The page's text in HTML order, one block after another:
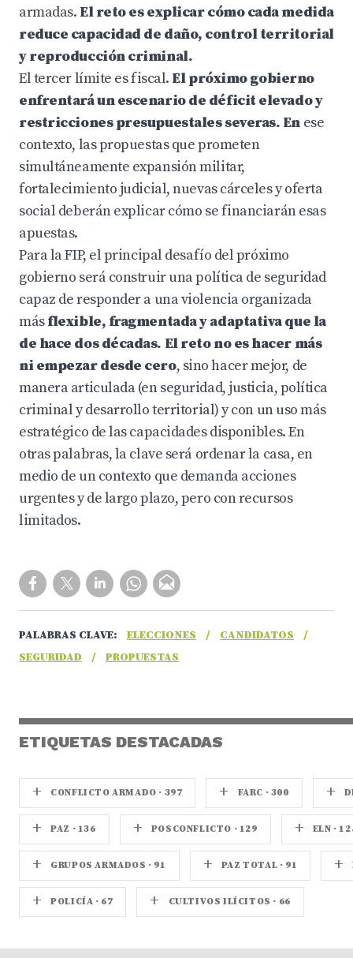
armadas. El reto es explicar cómo cada medida
reduce capacidad de daño, control territorial
y reproducción criminal.
El tercer límite es fiscal. El próximo gobierno
enfrentará un escenario de déficit elevado y
restricciones presupuestales severas. En ese
contexto, las propuestas que prometen
simultáneamente expansión militar,
fortalecimiento judicial, nuevas cárceles y oferta
social deberán explicar cómo se financiarán esas
apuestas.
Para la FIP, el principal desafío del próximo
gobierno será construir una política de seguridad
capaz de responder a una violencia organizada
másflexible, fragmentada y adaptativa que la
de hace dos décadas. El reto no es hacer más
ni empezar desde cero, sino hacer mejor, de
manera articulada (en seguridad, justicia, política
criminal y desarrollo territorial) y con un uso más
estratégico de las capacidades disponibles. En
otras palabras, la clave será ordenar la casa, en
medio de un contexto que demanda acciones
urgentes y de largo plazo, pero con recursos
limitados.
PALABRAS CLAVE: ELECCIONES / CANDIDATOS
/
SEGURIDAD
/ PROPUESTAS
ETIQUETAS DESTACADAS
+ CONFLICTO ARMADO · 397 + FARC · 300 +
+ PAZ · 136 + POSCONFLICTO · 129 + ELN ·
+ GRUPOS ARMADOS · 91 + PAZ TOTAL · 91 +
+ POLICÍA · 67 + CULTIVOS ILÍCITOS · 66